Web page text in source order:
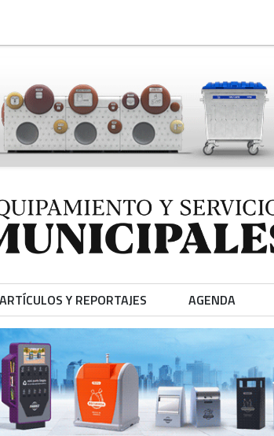
ARTÍCULOS Y REPORTAJES AGENDA